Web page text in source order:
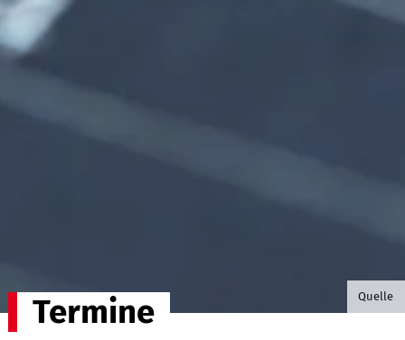
©B.G.
Quelle
Termine